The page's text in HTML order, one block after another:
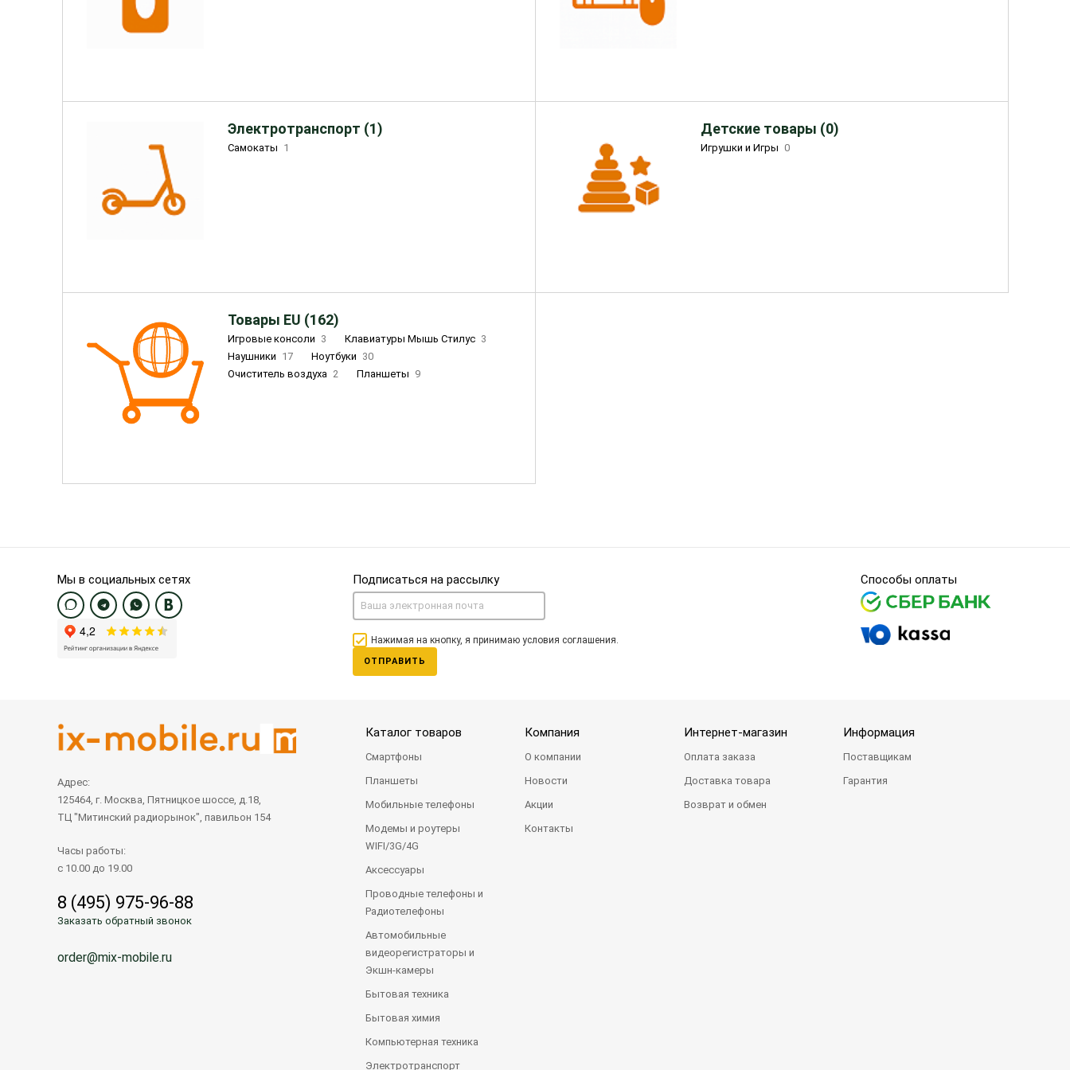
Электротранспорт (1)
Самокаты 1
Детские товары (0)
Игрушки и Игры 0
Товары EU (162)
Игровые консоли 3 Клавиатуры Мышь Стилус 3
Наушники 17 Ноутбуки 30
Очиститель воздуха 2 Планшеты 9
Мы в социальных сетях Подписаться на рассылку
Нажимая на кнопку, я принимаю условия соглашения.
ОТПРАВИТЬ
Способы оплаты
Адрес:
125464, г. Москва, Пятницкое шоссе, д.18,
ТЦ "Митинский радиорынок", павильон 154
Часы работы:
с 10.00 до 19.00
8 (495) 975-96-88
Заказать обратный звонок
order@mix-mobile.ru
Каталог товаров
Смартфоны
Планшеты
Мобильные телефоны
Модемы и роутеры
WIFI/3G/4G
Аксессуары
Проводные телефоны и
Радиотелефоны
Автомобильные
видеорегистраторы и
Экшн-камеры
Бытовая техника
Бытовая химия
Компьютерная техника
Электротранспорт
Компания
О компании
Новости
Акции
Контакты
Интернет-магазин
Оплата заказа
Доставка товара
Возврат и обмен
Информация
Поставщикам
Гарантия